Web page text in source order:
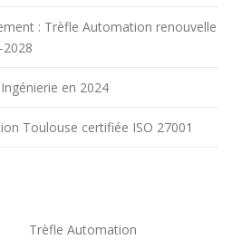
: Trèfle Automation renouvelle
en 2024
Toulouse certifiée ISO 27001
Trèfle Automation